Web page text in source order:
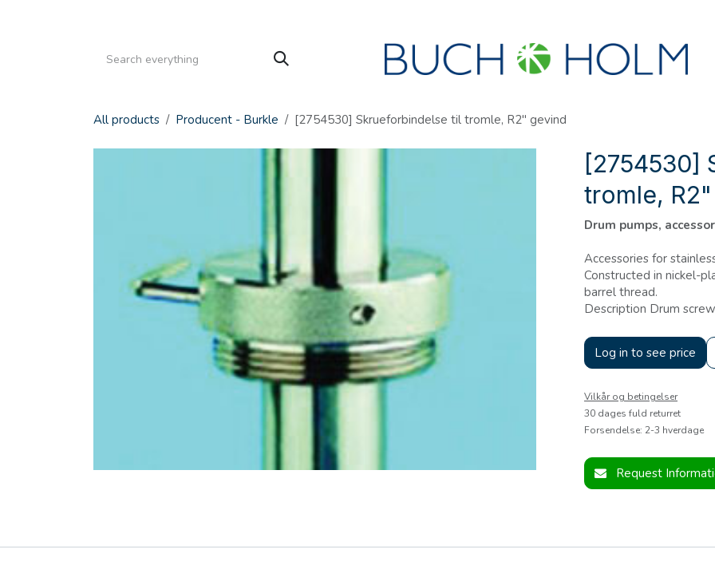
All products Producent - Burkle [2754530] Skrueforbindelse til tromle, R2" gevind
[2754530]
tromle,
Drum pumps,
Accessories for
Constructed in nickel-
barrel thread.
Description Drum
Log in to see price
Vilkår og betingelser
30 dages fuld returret
Forsendelse: 2-3 hverdage
Request